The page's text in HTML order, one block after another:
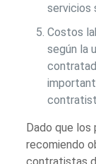
servicios
Costos
según la
Dado que los
recomiendo